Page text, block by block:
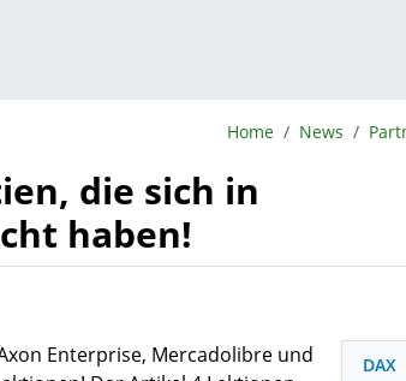
BörsenNEWS.de
Home News
die sich in
haben!
Enterprise, Mercadolibre und
DAX